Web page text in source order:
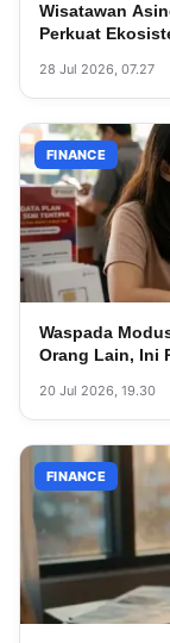
Wisatawan
Perkuat
28 Jul 2026, 07.27
FINANCE
Waspada
Orang Lain, Ini
20 Jul 2026, 19.30
FINANCE